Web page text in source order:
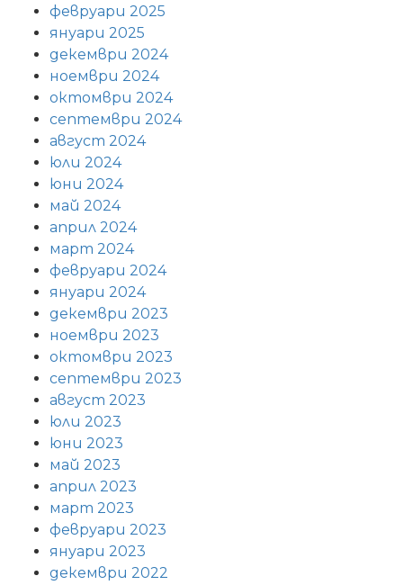
февруари 2025
януари 2025
декември 2024
ноември 2024
октомври 2024
септември 2024
август 2024
юли 2024
юни 2024
май 2024
април 2024
март 2024
февруари 2024
януари 2024
декември 2023
ноември 2023
октомври 2023
септември 2023
август 2023
юли 2023
юни 2023
май 2023
април 2023
март 2023
февруари 2023
януари 2023
декември 2022